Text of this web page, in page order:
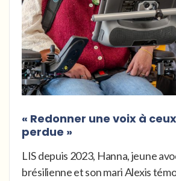
« Redonner une voix à
perdue »
LIS depuis 2023, Hanna, jeune
brésilienne et son mari Alexis